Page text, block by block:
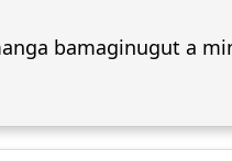
bamaginugut a